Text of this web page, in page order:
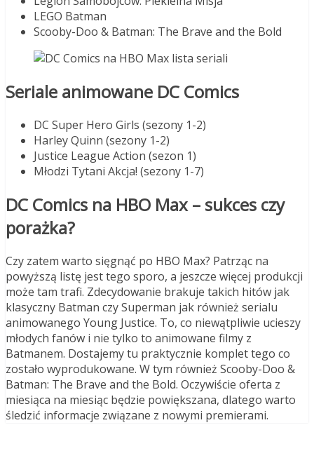
LEGO Batman
Scooby-Doo & Batman: The Brave and the Bold
Seriale animowane DC Comics
DC Super Hero Girls (sezony 1-2)
Harley Quinn (sezony 1-2)
Justice League Action (sezon 1)
Młodzi Tytani Akcja! (sezony 1-7)
DC Comics na HBO Max – sukces czy
porażka?
Czy zatem warto sięgnąć po HBO Max? Patrząc na
powyższą listę jest tego sporo, a jeszcze więcej produkcji
może tam trafi. Zdecydowanie brakuje takich hitów jak
klasyczny Batman czy Superman jak również serialu
animowanego Young Justice. To, co niewątpliwie ucieszy
młodych fanów i nie tylko to animowane filmy z
Batmanem. Dostajemy tu praktycznie komplet tego co
zostało wyprodukowane. W tym również Scooby-Doo &
Batman: The Brave and the Bold. Oczywiście oferta z
miesiąca na miesiąc będzie powiększana, dlatego warto
śledzić informacje związane z nowymi premierami.